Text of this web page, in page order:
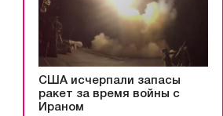
США исчерпали запасы
ракет за время войны с
Ираном